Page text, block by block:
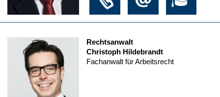
Rechtsanwalt
Christoph Hildebrandt
Fachanwalt für Arbeitsrecht